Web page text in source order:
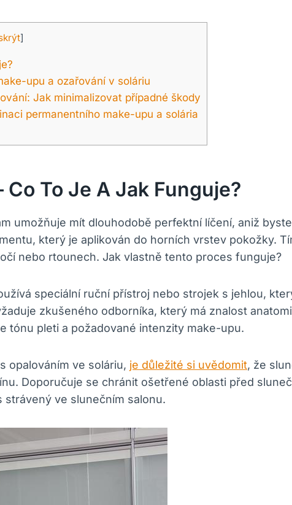
]
upu a ozařování v soláriu
Jak minimalizovat případné škody
permanentního make-upu a solária
To Je A Jak Funguje?
umožňuje mít dlouhodobě perfektní líčení, aniž
který je aplikován do horních vrstev pokožky.
nebo rtounech. Jak vlastně tento proces funguje?
speciální ruční přístroj nebo strojek s jehlou,
zkušeného odborníka, který má znalost
tónu pleti a požadované intenzity make-upu.
opalováním ve soláriu, je důležité si uvědomit, že
Doporučuje se chránit ošetřené oblasti před
strávený ve slunečním salonu.